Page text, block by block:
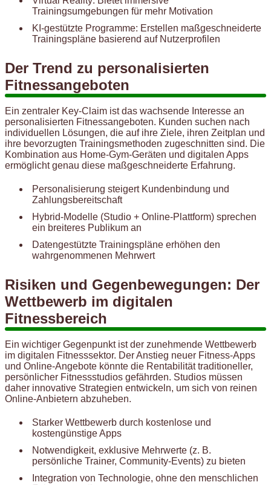
Trainingsumgebungen für mehr Motivation
KI-gestützte Programme: Erstellen maßgeschneiderte
Trainingspläne basierend auf Nutzerprofilen
Der Trend zu personalisierten
Fitnessangeboten
Ein zentraler Key-Claim ist das wachsende Interesse an
personalisierten Fitnessangeboten. Kunden suchen nach
individuellen Lösungen, die auf ihre Ziele, ihren Zeitplan und
ihre bevorzugten Trainingsmethoden zugeschnitten sind. Die
Kombination aus Home-Gym-Geräten und digitalen Apps
ermöglicht genau diese maßgeschneiderte Erfahrung.
Personalisierung steigert Kundenbindung und
Zahlungsbereitschaft
Hybrid-Modelle (Studio + Online-Plattform) sprechen
ein breiteres Publikum an
Datengestützte Trainingspläne erhöhen den
wahrgenommenen Mehrwert
Risiken und Gegenbewegungen: Der
Wettbewerb im digitalen
Fitnessbereich
Ein wichtiger Gegenpunkt ist der zunehmende Wettbewerb
im digitalen Fitnesssektor. Der Anstieg neuer Fitness-Apps
und Online-Angebote könnte die Rentabilität traditioneller,
persönlicher Fitnessstudios gefährden. Studios müssen
daher innovative Strategien entwickeln, um sich von reinen
Online-Anbietern abzuheben.
Starker Wettbewerb durch kostenlose und
kostengünstige Apps
Notwendigkeit, exklusive Mehrwerte (z. B.
persönliche Trainer, Community-Events) zu bieten
Integration von Technologie, ohne den menschlichen